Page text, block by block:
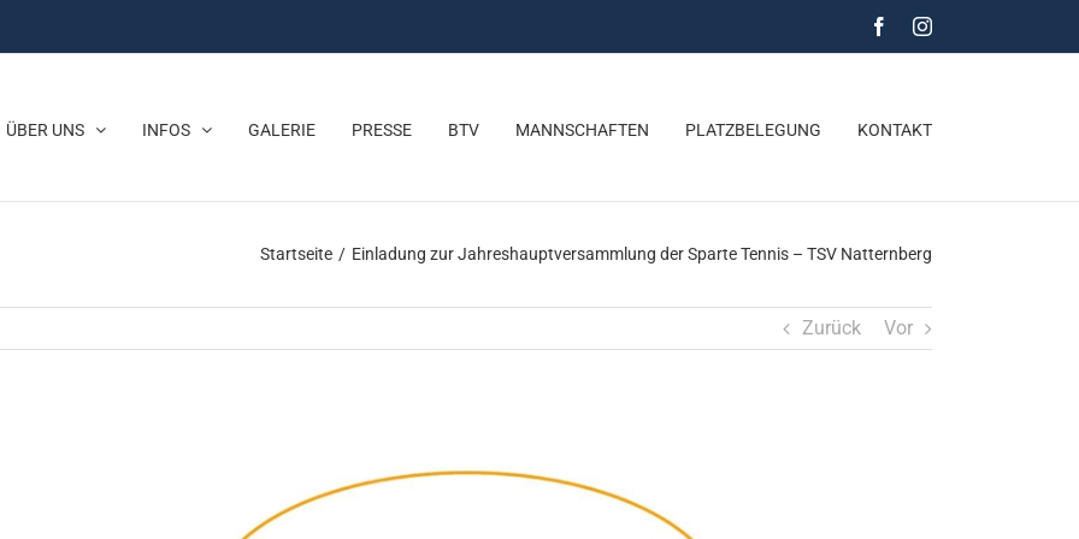
FacebookInstagram
ÜBER UNS INFOS GALERIE PRESSE BTV MANNSCHAFTEN PLATZBELEGUNG KONTAKT
Startseite / Einladung zur Jahreshauptversammlung der Sparte Tennis – TSV Natternberg
Zurück Vor